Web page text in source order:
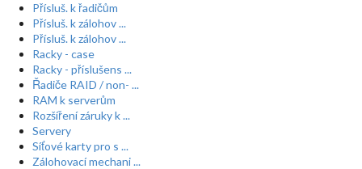
Přísluš. k řadičům
Přísluš. k zálohov ...
Přísluš. k zálohov ...
Racky - case
Racky - příslušens ...
Řadiče RAID / non- ...
RAM k serverům
Rozšíření záruky k ...
Servery
Síťové karty pro s ...
Zálohovací mechani ...